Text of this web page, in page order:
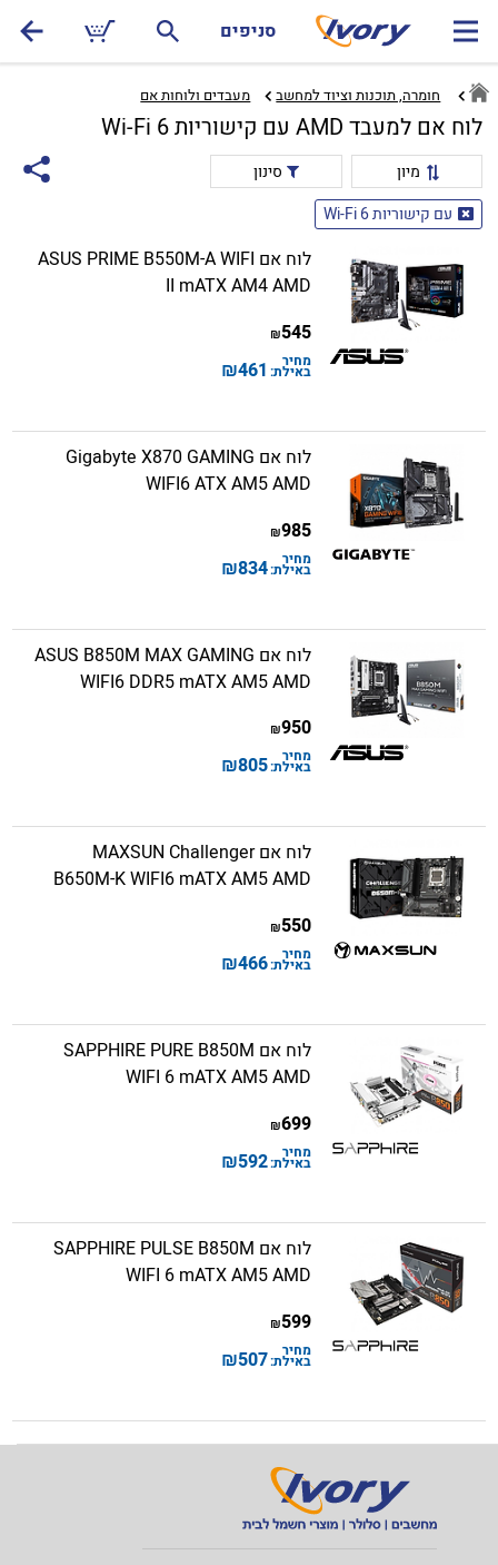
סניפים
חומרה, תוכנות וציוד למחשב מעבדים ולוחות אם‏
לוח אם למעבד AMD עם קישוריות Wi-Fi 6
מיון
סינון
עם קישוריות Wi-Fi 6
לוח אם ASUS PRIME B550M-A WIFI
II mATX AM4 AMD
545
₪
מחיר
באילת: 461
₪
לוח אם Gigabyte X870 GAMING
WIFI6 ATX AM5 AMD
985
₪
מחיר
באילת:834
₪
לוח אם ASUS B850M MAX GAMING
WIFI6 DDR5 mATX AM5 AMD
950
₪
מחיר
באילת:805
₪
לוח אם MAXSUN Challenger
B650M-K WIFI6 mATX AM5 AMD
550
₪
מחיר
באילת:466
₪
לוח אם SAPPHIRE PURE B850M
WIFI 6 mATX AM5 AMD
699
₪
מחיר
באילת:592
₪
לוח אם SAPPHIRE PULSE B850M
WIFI 6 mATX AM5 AMD
599
₪
מחיר
באילת:507
₪